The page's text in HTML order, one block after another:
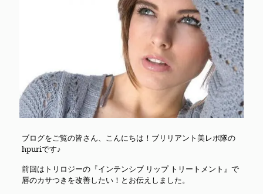
ブログをご覧の皆さん、こんにちは！ブリリアント美レポ隊の
hpuriです♪
前回はトリロジーの『インテンシブ リップ トリートメント』で
唇のカサつきを改善したい！とお伝えしました。